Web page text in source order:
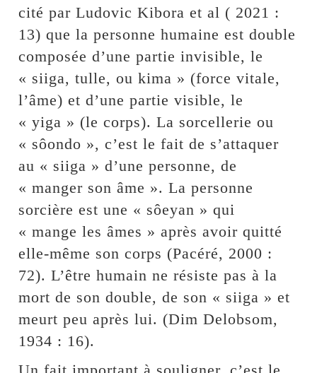
cité par Ludovic Kibora et al ( 2021 :
13) que la personne humaine est double
composée d’une partie invisible, le
« siiga, tulle, ou kima » (force vitale,
l’âme) et d’une partie visible, le
« yiga » (le corps). La sorcellerie ou
« sôondo », c’est le fait de s’attaquer
au « siiga » d’une personne, de
« manger son âme ». La personne
sorcière est une « sôeyan » qui
« mange les âmes » après avoir quitté
elle-même son corps (Pacéré, 2000 :
72). L’être humain ne résiste pas à la
mort de son double, de son « siiga » et
meurt peu après lui. (Dim Delobsom,
1934 : 16).